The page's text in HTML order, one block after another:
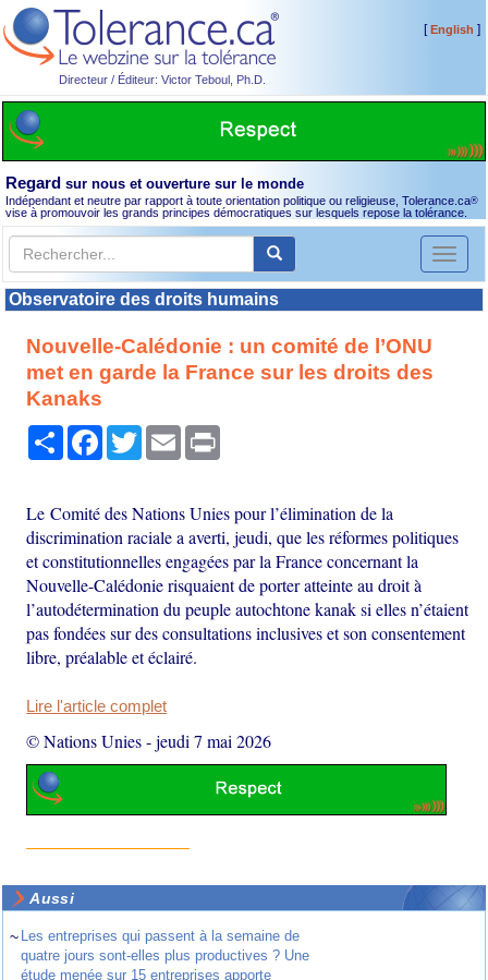
Directeur / Éditeur: Victor Teboul, Ph.D.
[English ]
Regard sur nous et ouverture sur le monde
Indépendant et neutre par rapport à toute orientation politique ou religieuse, Tolerance.ca®
vise à promouvoir les grands principes démocratiques sur lesquels repose la tolérance.
Toggle
Observatoire des droits humains
Nouvelle-Calédonie : un comité de l’ONU
met en garde la France sur les droits des
Kanaks
PartagerFacebook
TwitterEmail
Le Comité des Nations Unies pour l’élimination de la
discrimination raciale a averti, jeudi, que les réformes politiques
et constitutionnelles engagées par la France concernant la
Nouvelle-Calédonie risquaient de porter atteinte au droit à
l’autodétermination du peuple autochtone kanak si elles n’étaient
pas fondées sur des consultations inclusives et son consentement
libre, préalable et éclairé.
Lire l'article complet
© Nations Unies-jeudi 7 mai 2026
Aussi
~ Les entreprises qui passent à la semaine de
quatre jours sont-elles plus productives ? Une
étude menée sur 15 entreprises apporte